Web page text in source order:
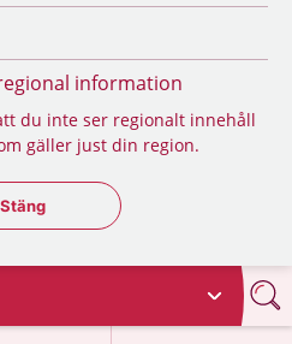
information
du inte ser regionalt innehåll
gäller just din region.
Stäng regionsväljaren
Stäng
på 1177.se